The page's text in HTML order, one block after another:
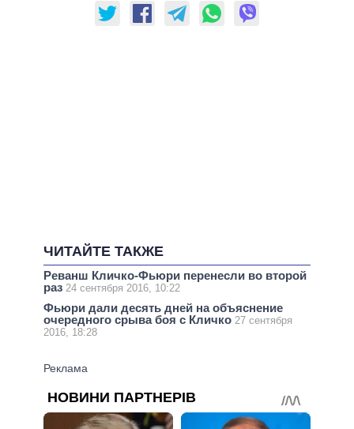
ЧИТАЙТЕ ТАКЖЕ
Реванш Кличко-Фьюри перенесли во второй
раз 24 сентября 2016, 10:22
Фьюри дали десять дней на объяснение
очередного срыва боя с Кличко 27 сентября
2016, 18:28